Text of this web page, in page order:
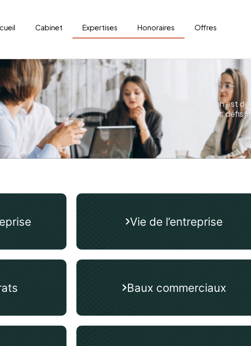
Cabinet Expertises Honoraires Offres
Notre mission est
surmonter les
Vie de l’entreprise
Baux commerciaux